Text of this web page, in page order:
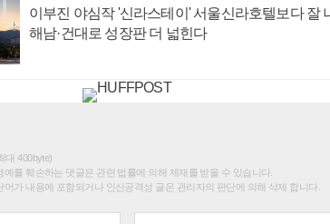
이부진 야심작 '신라스테이' 서울신라호텔보다 잘
해남·건대로 성장판 더 넓힌다
대 400byte)
를 훼손하는 댓글은 관련 법률에 의해 제재를 받을 수 있습니다.
가 내용에 포함되거나 인신공격성 글은 관리자의 판단에 의해 삭제 합니다.